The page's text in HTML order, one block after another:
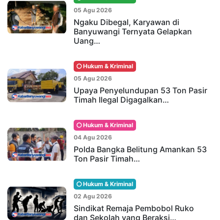
05 Agu 2026
Ngaku Dibegal, Karyawan di
Banyuwangi Ternyata Gelapkan
Uang…
Hukum & Kriminal
05 Agu 2026
Upaya Penyelundupan 53 Ton Pasir
Timah Ilegal Digagalkan…
Hukum & Kriminal
04 Agu 2026
Polda Bangka Belitung Amankan 53
Ton Pasir Timah…
Hukum & Kriminal
02 Agu 2026
Sindikat Remaja Pembobol Ruko
dan Sekolah yang Beraksi…